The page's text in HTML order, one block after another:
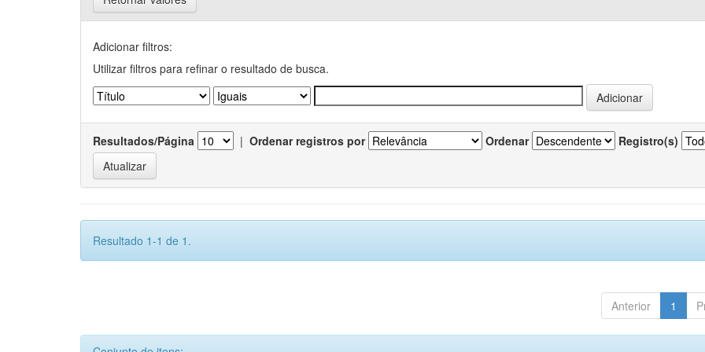
Adicionar filtros:
Utilizar filtros para refinar o resultado de busca.
Resultados/Página | Ordenar registros por Ordenar Registro(s)
Resultado 1-1 de 1.
Anterior 1